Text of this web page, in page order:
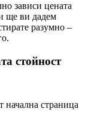
зависи цената
ще ви дадем
разумно –
стойност
начална страница